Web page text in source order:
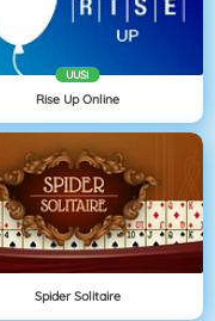
UUSI
Rise Up Online
Spider Solitaire